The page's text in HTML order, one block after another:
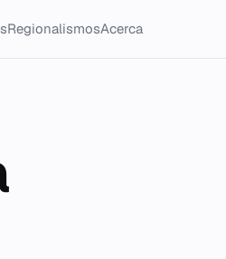
RegionalismosAcerca